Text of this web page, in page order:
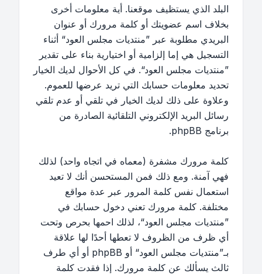
البلد الذي يستظيف موقعنا. أية معلومات أخرى
بخلاف اسم عضويتك أو كلمة مرورك أو عنوان
البريدي مطلوبة عبر ”منتديات مجلس العود“ أثناء
التسجيل هي إما إلزامية أو اختيارية بناء على تقدير
”منتديات مجلس العود“. في كل الأحوال لديك الخيار
تحديد معلومات حسابك التي تريد عرضها للعموم.
وعلاوة على ذلك لديك الخيار في تلقي أو عدم تلقي
رسائل البريد الإلكتروني التلقائية الصادرة من
برنامج phpBB.
كلمة مرورك مشفرة (معماه في اتجاه واحد) لذلك
فهي آمنة. ومع ذلك فمن المستحسن أنك لا تعيد
استعمال نفس كلمة المرور عبر عدة مواقع
مختلفة. كلمة مرورك تعني دخول حسابك في
”منتديات مجلس العود“، لذلك احمها بحرص وتحت
أي ظرف من الظروف لا تعطها أحدًا لها علاقة
بـ”منتديات مجلس العود“ أو phpBB أو أي طرف
ثالث يسألك عن كلمة مرورك. إذا فقدت كلمة